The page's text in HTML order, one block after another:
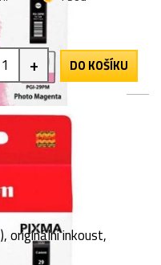
+ DO KOŠÍKU
originální inkoust,